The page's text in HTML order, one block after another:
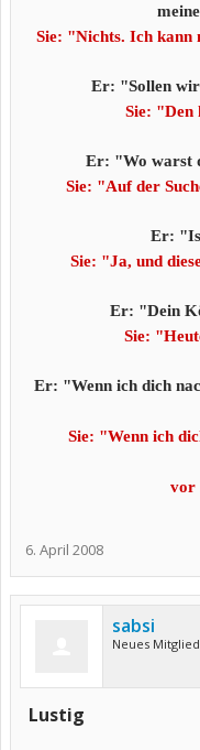
Sie: "Nichts. Ich kann
Er: "Sollen wir
Sie: "Den
Er: "Wo warst
Sie: "Auf der
Er:
Sie: "Ja, und
Er: "Dein
Sie:
Er: "Wenn ich dich
Sie: "Wenn ich
vor
6. April 2008
sabsi
Neues Mitglied
Lustig